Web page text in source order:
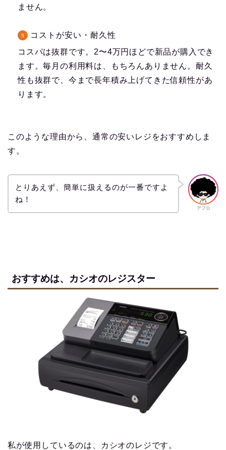
ません。
コストが安い・耐久性
コスパは抜群です。2〜4万円ほどで新品が購入でき
ます。毎月の利用料は、もちろんありません。耐久
性も抜群で、今まで長年積み上げてきた信頼性があ
ります。
このような理由から、通常の安いレジをおすすめしま
す。
アフロ
とりあえず、簡単に扱えるのが一番ですよ
ね！
おすすめは、カシオのレジスター
私が使用しているのは、カシオのレジです。